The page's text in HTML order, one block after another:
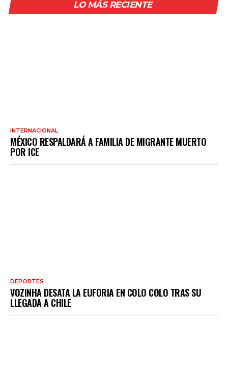
LO MÁS RECIENTE
INTERNACIONAL
MÉXICO RESPALDARÁ A FAMILIA DE MIGRANTE MUERTO
POR ICE
DEPORTES
VOZINHA DESATA LA EUFORIA EN COLO COLO TRAS SU
LLEGADA A CHILE